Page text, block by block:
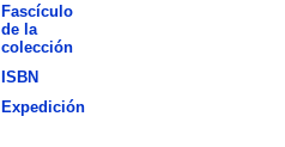
Fascículo
de la
colección
ISBN
Expedición